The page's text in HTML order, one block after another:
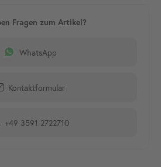
WhatsApp
Kontaktformular
+49 3591 2722710